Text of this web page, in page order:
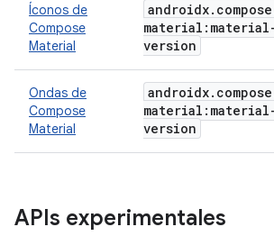
Íconos de
Compose
Material
androidx. compose
version
Ondas de
Compose
Material
androidx. compose
version
APIs experimentales